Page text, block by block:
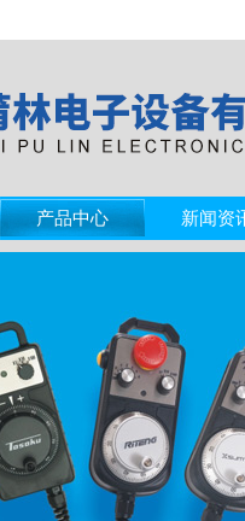
产品中心 新闻资